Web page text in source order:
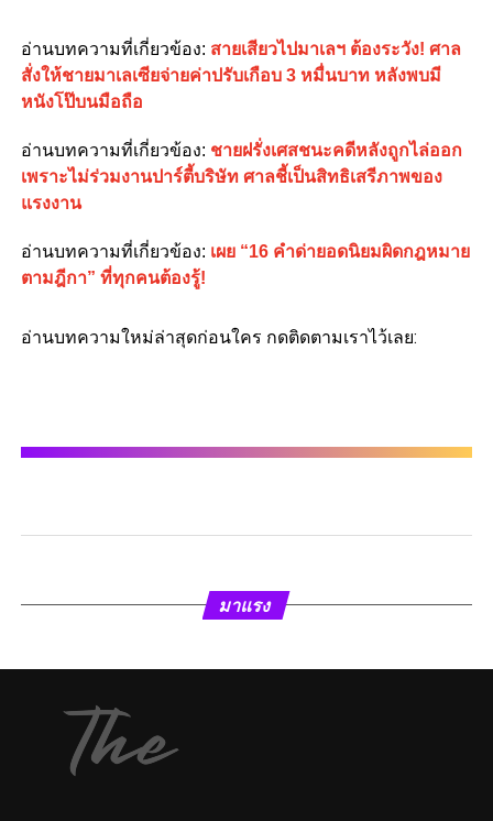
อ่านบทความที่เกี่ยวข้อง: สายเสียวไปมาเลฯ ต้องระวัง! ศาล
สั่งให้ชายมาเลเซียจ่ายค่าปรับเกือบ 3 หมื่นบาท หลังพบมี
หนังโป๊บนมือถือ
อ่านบทความที่เกี่ยวข้อง: ชายฝรั่งเศสชนะคดีหลังถูกไล่ออก
เพราะไม่ร่วมงานปาร์ตี้บริษัท ศาลชี้เป็นสิทธิเสรีภาพของ
แรงงาน
อ่านบทความที่เกี่ยวข้อง: เผย “16 คำด่ายอดนิยมผิดกฎหมาย
ตามฎีกา” ที่ทุกคนต้องรู้!
อ่านบทความใหม่ล่าสุดก่อนใคร กดติดตามเราไว้เลย:
มาแรง